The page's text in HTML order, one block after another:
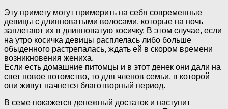
Эту примету могут примерить на себя современные
девицы с длинноватыми волосами, которые на ночь
заплетают их в длинноватую косичку. В этом случае, если
на утро косичка девицы расплелась либо больше
обыденного растрепалась, ждать ей в скором времени
возникновения жениха.
Если есть домашние питомцы и в этот денек они дали на
свет новое потомство, то для членов семьи, в которой
они живут начнется благотворный период.
В семе покажется денежный достаток и наступит